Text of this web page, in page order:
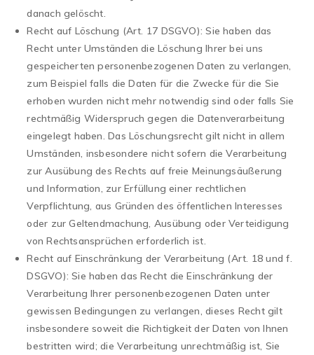
danach gelöscht.
Recht auf Löschung (Art. 17 DSGVO): Sie haben das
Recht unter Umständen die Löschung Ihrer bei uns
gespeicherten personenbezogenen Daten zu verlangen,
zum Beispiel falls die Daten für die Zwecke für die Sie
erhoben wurden nicht mehr notwendig sind oder falls Sie
rechtmäßig Widerspruch gegen die Datenverarbeitung
eingelegt haben. Das Löschungsrecht gilt nicht in allem
Umständen, insbesondere nicht sofern die Verarbeitung
zur Ausübung des Rechts auf freie Meinungsäußerung
und Information, zur Erfüllung einer rechtlichen
Verpflichtung, aus Gründen des öffentlichen Interesses
oder zur Geltendmachung, Ausübung oder Verteidigung
von Rechtsansprüchen erforderlich ist.
Recht auf Einschränkung der Verarbeitung (Art. 18 und f.
DSGVO): Sie haben das Recht die Einschränkung der
Verarbeitung Ihrer personenbezogenen Daten unter
gewissen Bedingungen zu verlangen, dieses Recht gilt
insbesondere soweit die Richtigkeit der Daten von Ihnen
bestritten wird; die Verarbeitung unrechtmäßig ist, Sie